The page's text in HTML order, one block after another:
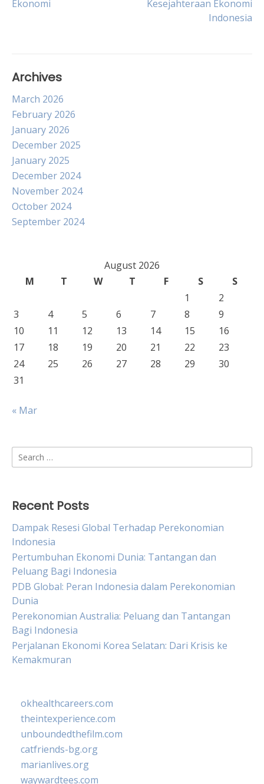
Ekonomi
Kesejahteraan Ekonomi
Indonesia
Archives
March 2026
February 2026
January 2026
December 2025
January 2025
December 2024
November 2024
October 2024
September 2024
August 2026
M
T W T F S
S
1
2
3
4 5 6 7 8
9
10
11 12 13 14 15
16
17
18 19 20 21 22
23
24
25 26 27 28 29
30
31
« Mar
Search
for:
Recent Posts
Dampak Resesi Global Terhadap Perekonomian
Indonesia
Pertumbuhan Ekonomi Dunia: Tantangan dan
Peluang Bagi Indonesia
PDB Global: Peran Indonesia dalam Perekonomian
Dunia
Perekonomian Australia: Peluang dan Tantangan
Bagi Indonesia
Perjalanan Ekonomi Korea Selatan: Dari Krisis ke
Kemakmuran
okhealthcareers.com
theintexperience.com
unboundedthefilm.com
catfriends-bg.org
marianlives.org
waywardtees.com